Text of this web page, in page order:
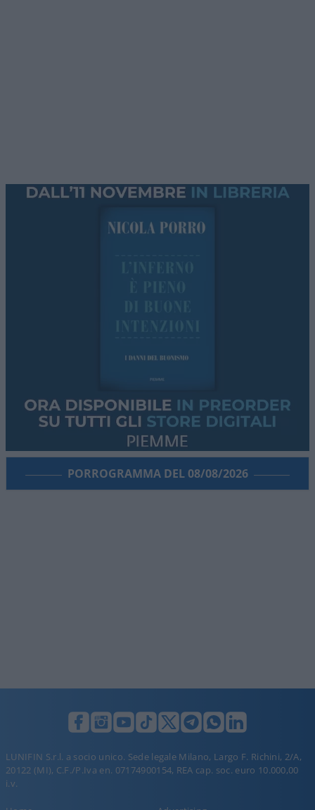
PORROGRAMMA DEL 08/08/2026
LUNIFIN S.r.l. a socio unico. Sede legale Milano, Largo F. Richini, 2/A,
20122 (MI), C.F./P.Iva en. 07174900154, REA cap. soc. euro 10.000,00
i.v.